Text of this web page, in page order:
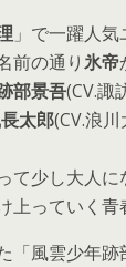
」で一躍人
前の通り氷帝
部景吾(CV.諏
太郎(CV.浪川
て少し大人
上っていく青
「風雲少年